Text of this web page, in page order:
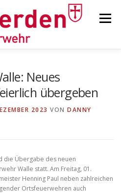
Menü
Neues
übergeben
2023 VON DANNY
die Übergabe des neuen
Walle statt. Am Freitag, 01.
Henning Paul neben zahlreichen
Ortsfeuerwehren auch